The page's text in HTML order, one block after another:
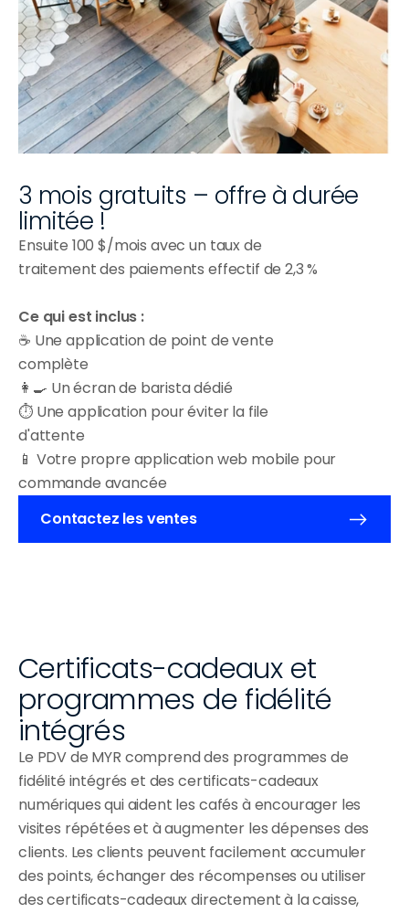
Certificats-cadeaux et
programmes de fidélité
intégrés
Le PDV de MYR comprend des programmes de
fidélité intégrés et des certificats-cadeaux
numériques qui aident les cafés à encourager les
visites répétées et à augmenter les dépenses des
clients. Les clients peuvent facilement accumuler
des points, échanger des récompenses ou utiliser
des certificats-cadeaux directement à la caisse,
3 mois gratuits – offre à durée
limitée !
Ensuite 100 $/mois avec un taux de
traitement des paiements effectif de 2,3 %
Ce qui est inclus :
☕ Une application de point de vente
complète
👩‍🍳 Un écran de barista dédié
⏱ Une application pour éviter la file
d'attente
📱 Votre propre application web mobile pour
commande avancée
Contactez les ventes